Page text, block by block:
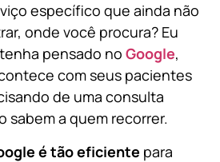
específico que ainda não
onde você procura? Eu
pensado no Google,
com seus pacientes
de uma consulta
sabem a quem recorrer.
é tão eficiente para